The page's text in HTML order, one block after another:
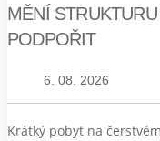
MĚNÍ
PODPOŘIT
6. 08. 2026
Krátký pobyt na